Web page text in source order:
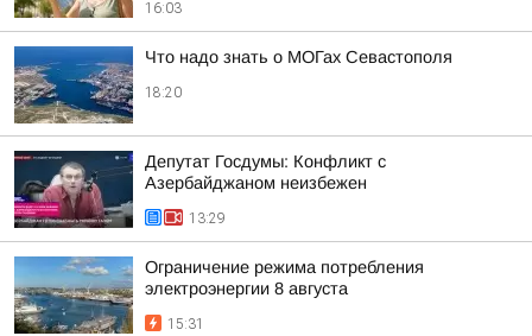
16:03
Что надо знать о МОГах Севастополя
18:20
Депутат Госдумы: Конфликт с
Азербайджаном неизбежен
13:29
Ограничение режима потребления
электроэнергии 8 августа
15:31